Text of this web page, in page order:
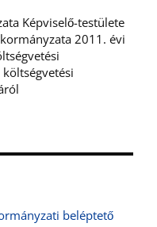
beléptető
Képviselő-testülete
2011. évi